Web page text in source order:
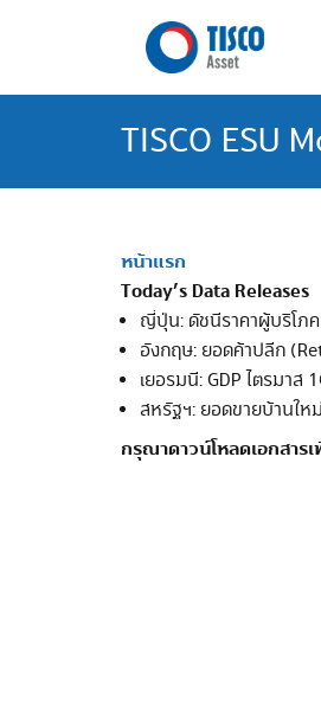
TISCO ESU
หน้าแรก
Today’s Data Releases
ญี่ปุ่น: ดัชนีราคาผู้บริโภค
อังกฤษ: ยอดค้าปลีก
เยอรมนี: GDP ไตรมาส
สหรัฐฯ: ยอดขายบ้านให
กรุณาดาวน์โหลดเอกสาร